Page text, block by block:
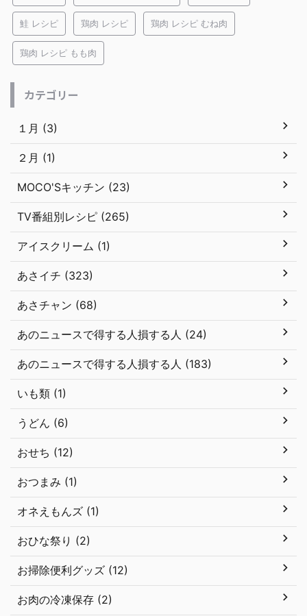
鮭 レシピ 鶏肉 レシピ 鶏肉 レシピ むね肉
鶏肉 レシピ もも肉
カテゴリー
１月 (3)
２月 (1)
MOCO'Sキッチン (23)
TV番組別レシピ (265)
アイスクリーム (1)
あさイチ (323)
あさチャン (68)
あのニュースで得する人損する人 (24)
あのニュースで得する人損する人 (183)
いも類 (1)
うどん (6)
おせち (12)
おつまみ (1)
オネえもんズ (1)
おひな祭り (2)
お掃除便利グッズ (12)
お肉の冷凍保存 (2)